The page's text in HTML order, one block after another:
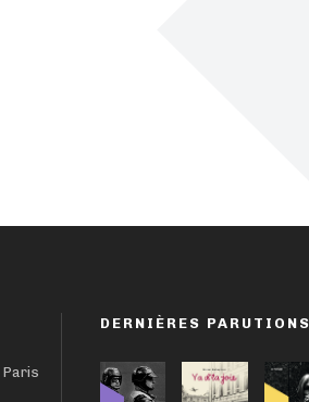
Paris
DERNIÈRES PARUTIONS